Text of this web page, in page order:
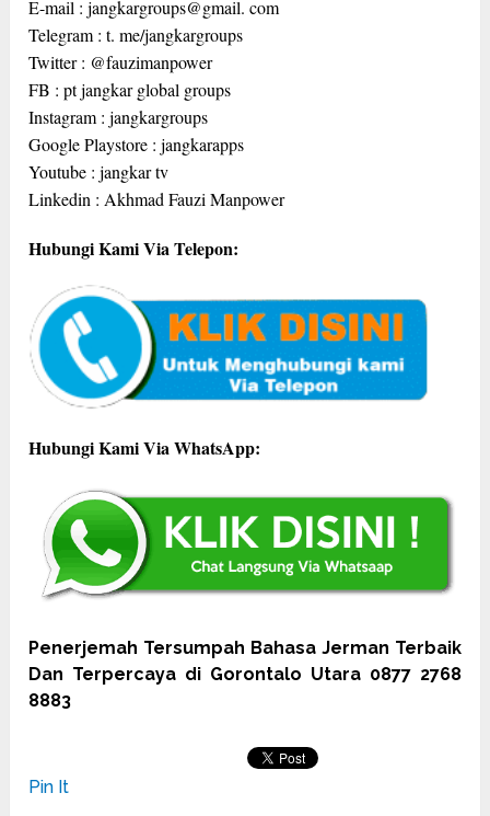
E-mail : jangkargroups@gmail. com
Telegram : t. me/jangkargroups
Twitter : @fauzimanpower
FB : pt jangkar global groups
Instagram : jangkargroups
Google Playstore : jangkarapps
Youtube : jangkar tv
Linkedin : Akhmad Fauzi Manpower
Hubungi Kami Via Telepon:
Hubungi Kami Via WhatsApp:
Penerjemah Tersumpah Bahasa Jerman Terbaik
Dan Terpercaya di Gorontalo Utara 0877 2768
8883
Pin It